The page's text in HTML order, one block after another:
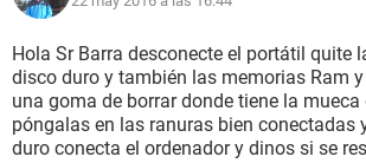
Hola Sr Barra desconecte el portátil quite
disco duro y también las memorias Ram
una goma de borrar donde tiene la
póngalas en las ranuras bien conectadas
duro conecta el ordenador y dinos si se